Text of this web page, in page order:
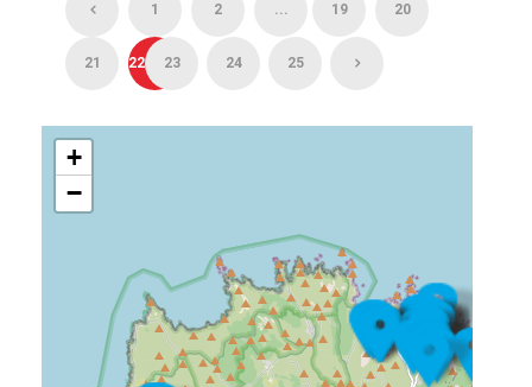
1 2 ... 19 20
21 22 23 24 25
+
−